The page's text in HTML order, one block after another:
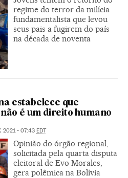
regime do terror da milícia
fundamentalista que levou
seus pais a fugirem do país
na década de noventa
estabelece que
é um direito humano
2021 - 07:43 EDT
Opinião do órgão regional,
solicitada pela quarta disputa
eleitoral de Evo Morales,
gera polêmica na Bolívia